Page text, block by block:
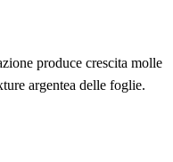
produce crescita molle
argentea delle foglie.